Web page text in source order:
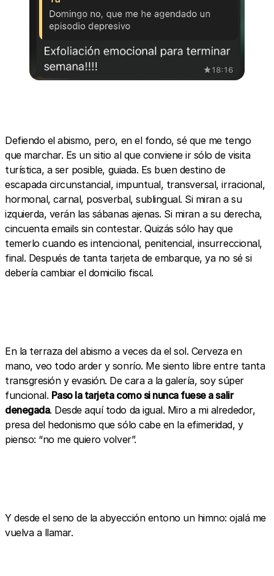
Defiendo el abismo, pero, en el fondo, sé que me tengo
que marchar. Es un sitio al que conviene ir sólo de visita
turística, a ser posible, guiada. Es buen destino de
escapada circunstancial, impuntual, transversal, irracional,
hormonal, carnal, posverbal, sublingual. Si miran a su
izquierda, verán las sábanas ajenas. Si miran a su derecha,
cincuenta emails sin contestar. Quizás sólo hay que
temerlo cuando es intencional, penitencial, insurreccional,
final. Después de tanta tarjeta de embarque, ya no sé si
debería cambiar el domicilio fiscal.
En la terraza del abismo a veces da el sol. Cerveza en
mano, veo todo arder y sonrío. Me siento libre entre tanta
transgresión y evasión. De cara a la galería, soy súper
funcional. Paso la tarjeta como si nunca fuese a salir
denegada. Desde aquí todo da igual. Miro a mi alrededor,
presa del hedonismo que sólo cabe en la efimeridad, y
pienso: “no me quiero volver”.
Y desde el seno de la abyección entono un himno: ojalá me
vuelva a llamar.